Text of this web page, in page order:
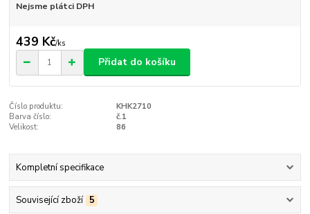
Nejsme plátci DPH
439 Kč/ks
Přidat do košíku
Číslo produktu:
KHK2710
Barva číslo:
č.1
Velikost:
86
Kompletní specifikace
Související zboží 5